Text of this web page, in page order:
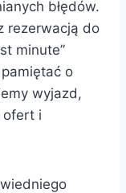
błędów.
rezerwacją do
minute”
o
wyjazd,
ofert i